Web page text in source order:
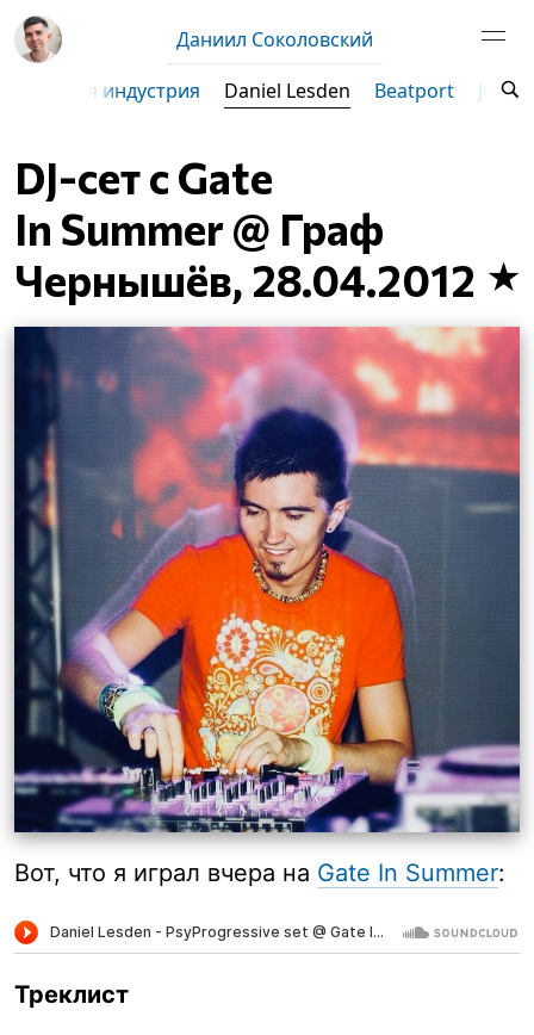
Даниил Соколовский
индустрия
Daniel Lesden Beatport JOOF
DJ-сет с Gate
In Summer @ Граф
Чернышёв, 28.04.2012
Вот, что я играл вчера на Gate In Summer:
Треклист